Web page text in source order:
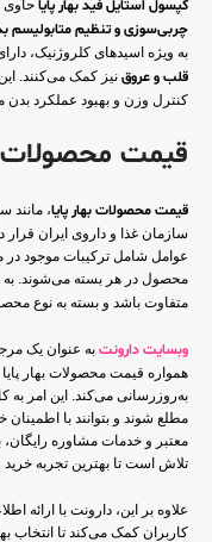
کپسول استایل فید بهار پایا حاوی
چربی‌سوزی و تنظیم متابولیسم
به ویژه اسیدهای کلروژنیک،
قلب و عروق نیز کمک می‌کنند.
کنترل وزن و بهبود عملکرد بدن
قیمت محصولات
قیمت محصولات بهار پایا، مانند
سازمان غذا و داروی ایران
عوامل شامل ترکیبات موجود در
محصول در هر بسته می‌شوند. به
متفاوت باشد و بسته به نوع
وبسایت دارونت به عنوان یک
همواره قیمت محصولات بهار
به‌روزرسانی می‌کند. این امر به
مطلع شوند و بتوانند با اطمینان
معتبر و خدمات مشاوره
تلاش است تا بهترین تجربه خرید
علاوه بر این، دارونت با ارائه
کاربران کمک می‌کند تا انتخاب